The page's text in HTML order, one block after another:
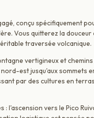
conçu spécifiquement
Vous quitterez la
traversée volcanique.
vertigineux et
est jusqu'aux sommets
par des cultures en
l'ascension vers le Pico